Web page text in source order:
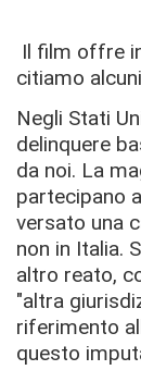
Il film offre
citiamo
Negli Stati
delinquere
da noi. La
partecipano
versato una
non in Italia.
altro reato,
"altra
riferimento
questo